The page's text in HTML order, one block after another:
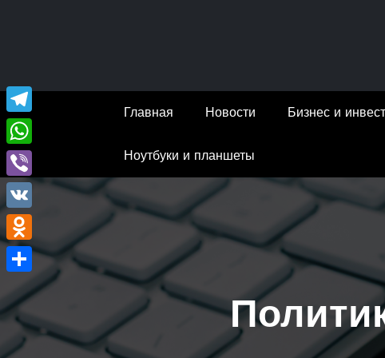
Главная Новости Бизнес и
Ноутбуки и планшеты
Telegram
WhatsApp
Viber
VK
Odnoklassniki
Отправить